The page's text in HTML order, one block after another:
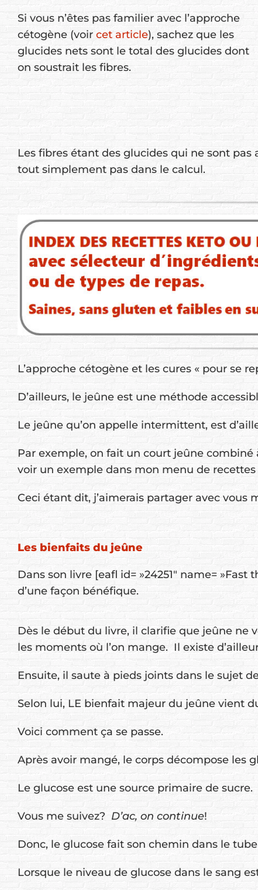
Si vous n’êtes pas familier avec l’approche
cétogène (voir cet article), sachez que les
glucides nets sont le total des glucides dont
on soustrait les fibres.
Les fibres étant des glucides qui ne sont pas
tout simplement pas dans le calcul.
L’approche cétogène et les cures « pour se
D’ailleurs, le jeûne est une méthode
Le jeûne qu’on appelle intermittent, est
Par exemple, on fait un court jeûne
voir un exemple dans mon menu de recettes
Ceci étant dit, j’aimerais partager avec vous
Les bienfaits du jeûne
Dans son livre [eafl id= »24251″ name=
d’une façon bénéfique.
Dès le début du livre, il clarifie que jeûne ne
les moments où l’on mange. Il existe
Ensuite, il saute à pieds joints dans le sujet
Selon lui, LE bienfait majeur du jeûne vient
Voici comment ça se passe.
Après avoir mangé, le corps décompose les
Le glucose est une source primaire de
Vous me suivez? D’ac, on continue!
Donc, le glucose fait son chemin dans le
Lorsque le niveau de glucose dans le sang